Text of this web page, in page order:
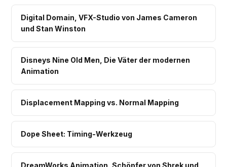
Digital Domain, VFX-Studio von James Cameron
und Stan Winston
Disneys Nine Old Men, Die Väter der modernen
Animation
Displacement Mapping vs. Normal Mapping
Dope Sheet: Timing-Werkzeug
DreamWorks Animation, Schöpfer von Shrek und